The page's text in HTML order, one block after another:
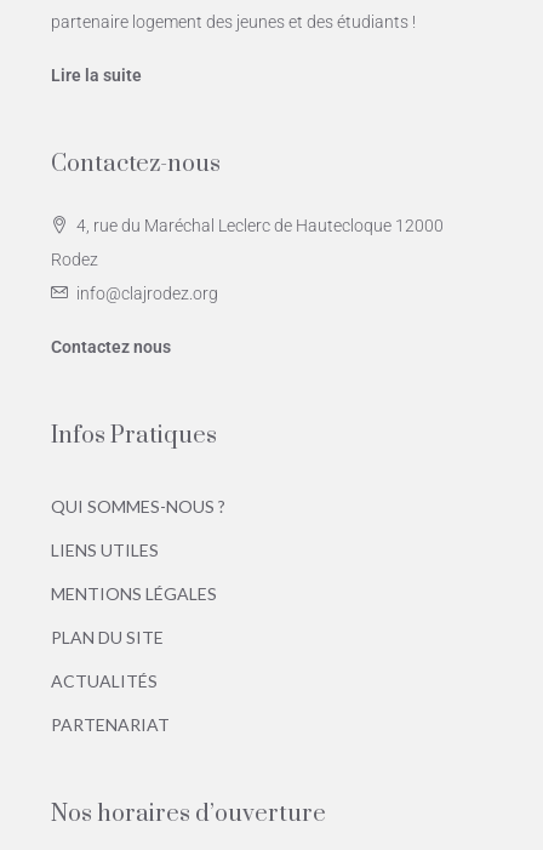
partenaire logement des jeunes et des étudiants !
Lire la suite
Contactez-nous
4, rue du Maréchal Leclerc de Hautecloque 12000
Rodez
info@clajrodez.org
Contactez nous
Infos Pratiques
QUI SOMMES-NOUS ?
LIENS UTILES
MENTIONS LÉGALES
PLAN DU SITE
ACTUALITÉS
PARTENARIAT
Nos horaires d’ouverture